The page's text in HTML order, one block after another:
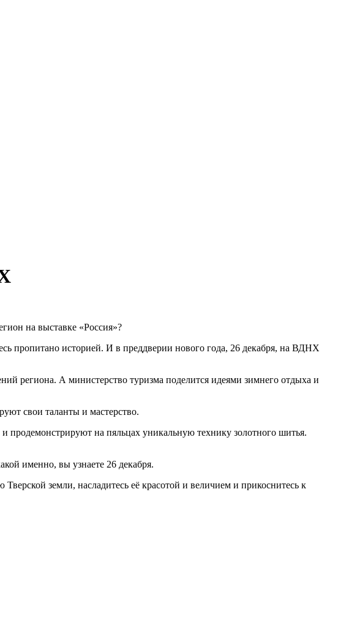
на выставке «Россия»?
пропитано историей. И в преддверии нового года, 26 декабря, на ВДНХ
региона. А министерство туризма поделится идеями зимнего отдыха и
свои таланты и мастерство.
продемонстрируют на пяльцах уникальную технику золотного шитья.
именно, вы узнаете 26 декабря.
земли, насладитесь её красотой и величием и прикоснитесь к